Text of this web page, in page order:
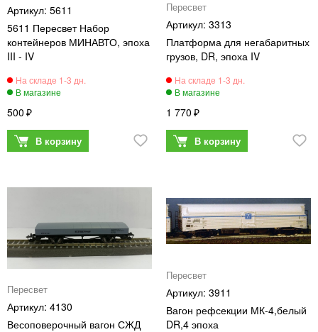
5611
5611 Пересвет Набор
контейнеров МИНАВТО, эпоха
III - IV
500
Пересвет
3313
Платформа для негабаритных
грузов, DR, эпоха IV
1 770
Пересвет
4130
Весоповерочный вагон СЖД
Пересвет
3911
Вагон рефсекции МК-4,белый
DR,4 эпоха